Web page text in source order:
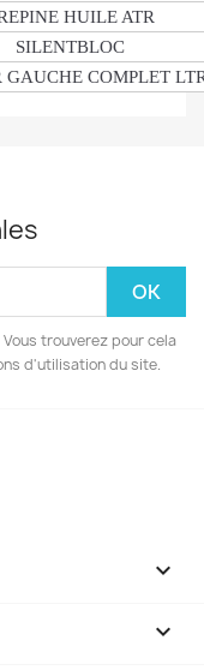
HUILE ATR
SILENTBLOC
GAUCHE COMPLET
trouverez pour cela
d'utilisation du site.

